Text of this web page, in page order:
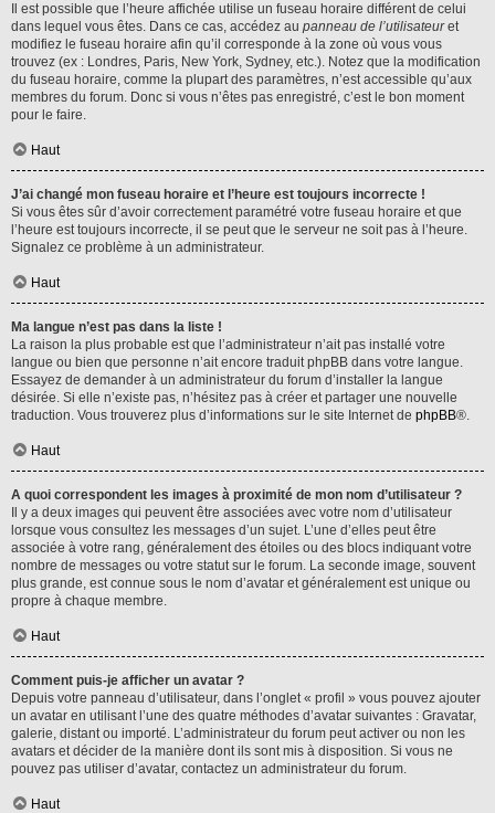
Il est possible que l’heure affichée utilise un fuseau horaire différent de celui
dans lequel vous êtes. Dans ce cas, accédez au panneau de l’utilisateuret
modifiez le fuseau horaire afin qu’il corresponde à la zone où vous vous
trouvez (ex : Londres, Paris, New York, Sydney, etc.). Notez que la modification
du fuseau horaire, comme la plupart des paramètres, n’est accessible qu’aux
membres du forum. Donc si vous n’êtes pas enregistré, c’est le bon moment
pour le faire.
Haut
J’ai changé mon fuseau horaire et l’heure est toujours incorrecte !
Si vous êtes sûr d’avoir correctement paramétré votre fuseau horaire et que
l’heure est toujours incorrecte, il se peut que le serveur ne soit pas à l’heure.
Signalez ce problème à un administrateur.
Haut
Ma langue n’est pas dans la liste !
La raison la plus probable est que l’administrateur n’ait pas installé votre
langue ou bien que personne n’ait encore traduit phpBB dans votre langue.
Essayez de demander à un administrateur du forum d’installer la langue
désirée. Si elle n’existe pas, n’hésitez pas à créer et partager une nouvelle
traduction. Vous trouverez plus d’informations sur le site Internet de phpBB®.
Haut
A quoi correspondent les images à proximité de mon nom d’utilisateur ?
Il y a deux images qui peuvent être associées avec votre nom d’utilisateur
lorsque vous consultez les messages d’un sujet. L’une d’elles peut être
associée à votre rang, généralement des étoiles ou des blocs indiquant votre
nombre de messages ou votre statut sur le forum. La seconde image, souvent
plus grande, est connue sous le nom d’avatar et généralement est unique ou
propre à chaque membre.
Haut
Comment puis-je afficher un avatar ?
Depuis votre panneau d’utilisateur, dans l’onglet « profil » vous pouvez ajouter
un avatar en utilisant l’une des quatre méthodes d’avatar suivantes : Gravatar,
galerie, distant ou importé. L’administrateur du forum peut activer ou non les
avatars et décider de la manière dont ils sont mis à disposition. Si vous ne
pouvez pas utiliser d’avatar, contactez un administrateur du forum.
Haut